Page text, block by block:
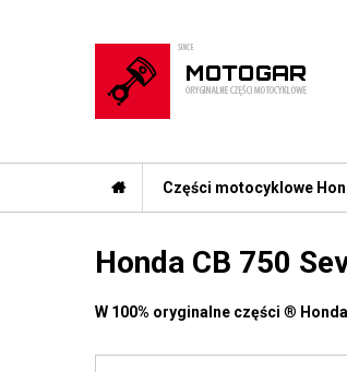
Części motocyklowe
Honda CB 750
W 100% oryginalne części ®